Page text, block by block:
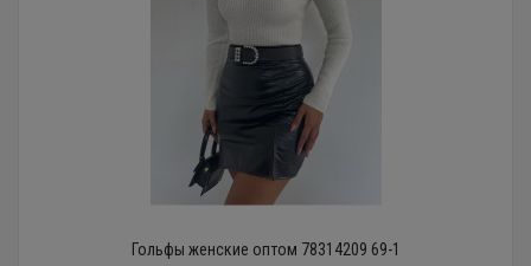
Гольфы женские оптом 78314209 69-1